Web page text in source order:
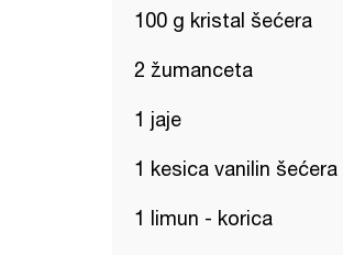
100 g kristal šećera
2 žumanceta
1 jaje
1 kesica vanilin šećera
1 limun - korica